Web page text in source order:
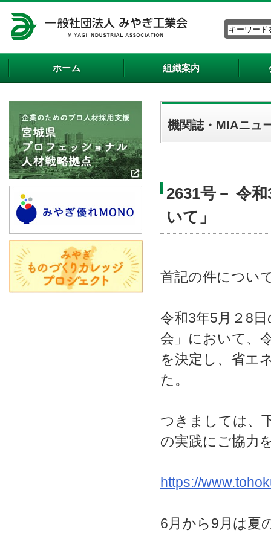
ホーム 組織案内
機関誌・MIAニュ
2631号－ 令
いて」
首記の件につい
令和3年5月２8
会」において、
を決定し、省エ
た。
つきましては、
の実践にご協力
https://
6月から9月は夏